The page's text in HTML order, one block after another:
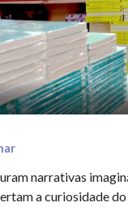
narrativas
a curiosidade